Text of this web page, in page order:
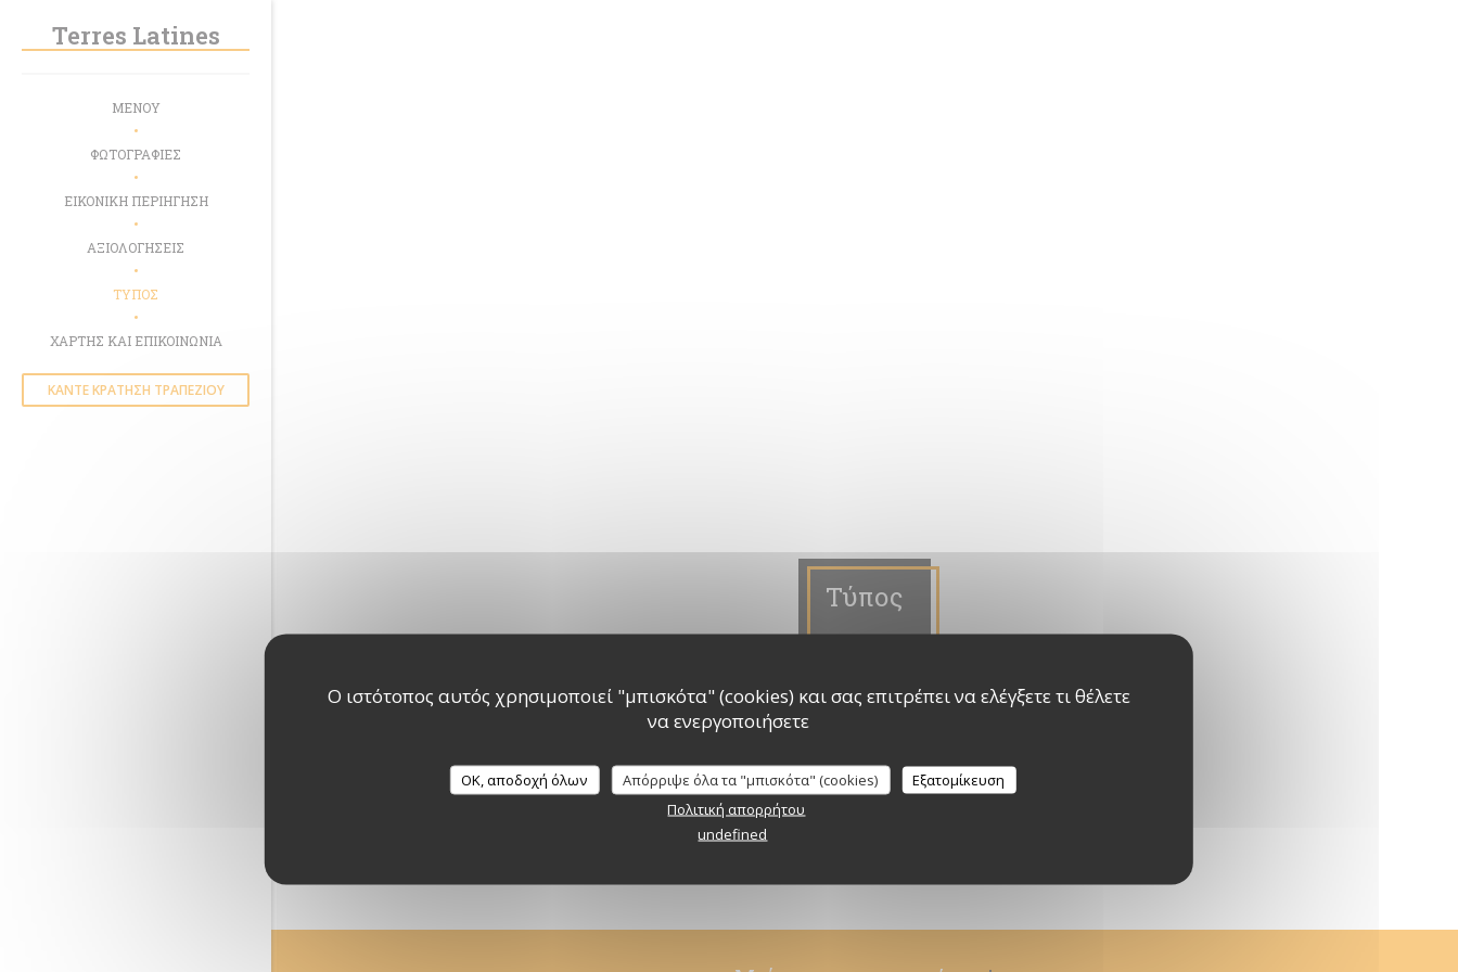
Ο ιστότοπος αυτός χρησιμοποιεί "μπισκότα" (cookies) και σας επιτρέπει να ελέγξετε τι θέλετε
να ενεργοποιήσετε
OK, αποδοχή όλων Απόρριψε όλα τα "μπισκότα" (cookies)
Εξατομίκευση
Πολιτική απορρήτου
undefined
Terres Latines
ΜΕΝΟΎ
ΦΩΤΟΓΡΑΦΊΕΣ
ΕΙΚΟΝΙΚΉ ΠΕΡΙΉΓΗΣΗ
ΑΞΙΟΛΟΓΉΣΕΙΣ
ΤΎΠΟΣ
ΧΆΡΤΗΣ ΚΑΙ ΕΠΙΚΟΙΝΩΝΊΑ
ΚΆΝΤΕ ΚΡΆΤΗΣΗ ΤΡΑΠΕΖΙΟΎ
Τύπος
Merci à "Le petit gourmet"
18/12/2014
((ΑΝΟΊΓΕΙ ΣΕ ΝΈΟ ΠΑΡΆΘΥΡΟ))